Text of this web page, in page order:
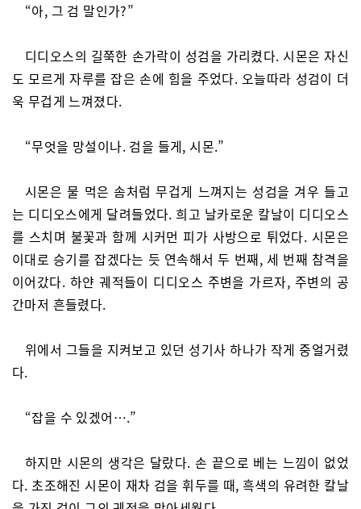
“아, 그 검 말인가?”
디디오스의 길쭉한 손가락이 성검을 가리켰다. 시몬은 자신
도 모르게 자루를 잡은 손에 힘을 주었다. 오늘따라 성검이 더
욱 무겁게 느껴졌다.
“무엇을 망설이나. 검을 들게, 시몬.”
시몬은 물 먹은 솜처럼 무겁게 느껴지는 성검을 겨우 들고
는 디디오스에게 달려들었다. 희고 날카로운 칼날이 디디오스
를 스치며 불꽃과 함께 시커먼 피가 사방으로 튀었다. 시몬은
이대로 승기를 잡겠다는 듯 연속해서 두 번째, 세 번째 참격을
이어갔다. 하얀 궤적들이 디디오스 주변을 가르자, 주변의 공
간마저 흔들렸다.
위에서 그들을 지켜보고 있던 성기사 하나가 작게 중얼거렸
다.
“잡을 수 있겠어….”
하지만 시몬의 생각은 달랐다. 손 끝으로 베는 느낌이 없었
다. 초조해진 시몬이 재차 검을 휘두를 때, 흑색의 유려한 칼날